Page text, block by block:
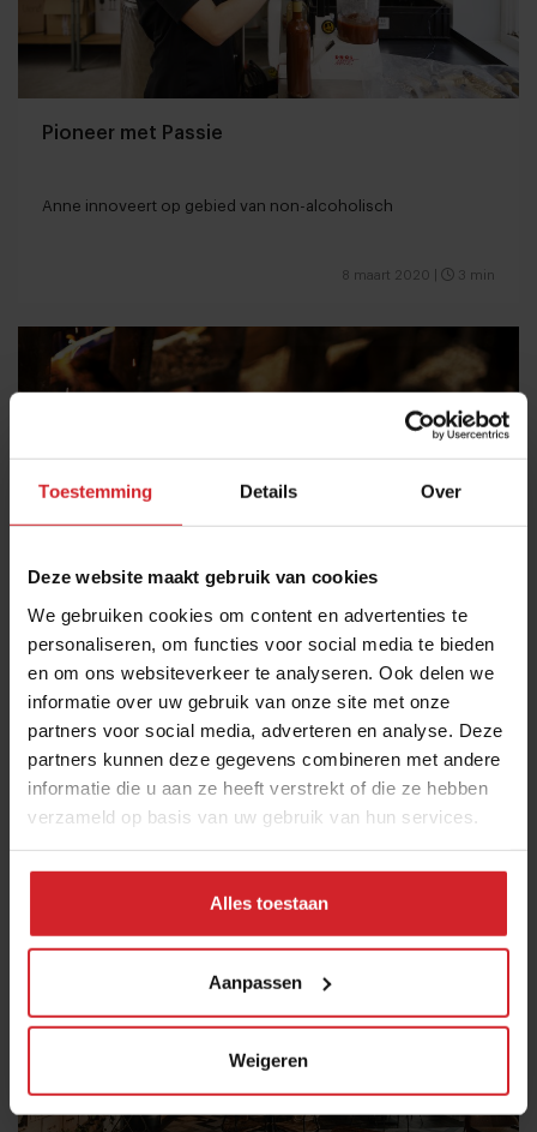
Toestemming Details Over
Deze website maakt gebruik van cookies
We gebruiken cookies om content en advertenties te
personaliseren, om functies voor social media te bieden
en om ons websiteverkeer te analyseren. Ook delen we
informatie over uw gebruik van onze site met onze
partners voor social media, adverteren en analyse. Deze
partners kunnen deze gegevens combineren met andere
informatie die u aan ze heeft verstrekt of die ze hebben
verzameld op basis van uw gebruik van hun services.
Alles toestaan
Aanpassen
Weigeren
Pioneer met Passie
Anne innoveert op gebied van non-alcoholisch
8 maart 2020 3 min
Open vuur aan zee
Rookmagiër Guido van Gent
6 maart 2020 | 2:05